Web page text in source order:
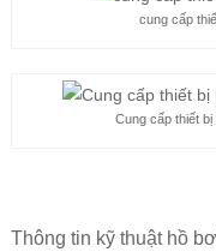
cung cấp
Cung cấp thiết
Thông tin kỹ thuật hồ